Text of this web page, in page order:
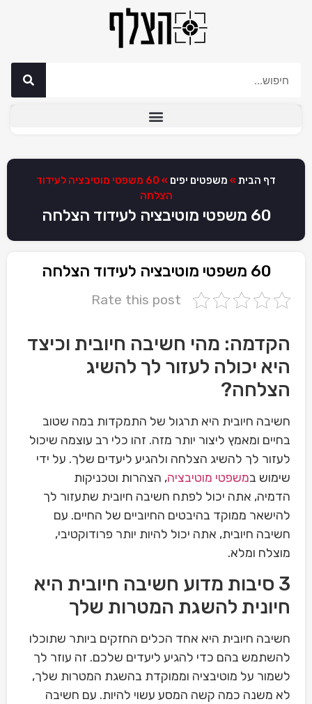
דף הבית » משפטים יפים »
60 משפטי מוטיבציה לעידוד
הצלחה
60 משפטי מוטיבציה לעידוד הצלחה
60 משפטי מוטיבציה לעידוד הצלחה
Rate this post
הקדמה: מהי חשיבה חיובית וכיצד
היא יכולה לעזור לך להשיג
הצלחה?
חשיבה חיובית היא תרגול של התמקדות במה שטוב
בחיים ומאמץ ליצור יותר מזה. זהו כלי רב עוצמה שיכול
לעזור לך להשיג הצלחה ולהגיע ליעדים שלך. על ידי
שימוש במשפטי מוטיבציה, הצהרות וטכניקות
הדמיה, אתה יכול לפתח חשיבה חיובית שתעזור לך
להישאר ממוקד בהיבטים החיוביים של החיים. עם
חשיבה חיובית, אתה יכול להיות יותר פרודוקטיבי,
מוצלח ומלא.
3 סיבות מדוע חשיבה חיובית היא
חיונית להשגת המטרות שלך
חשיבה חיובית היא אחד הכלים החזקים ביותר שתוכלו
להשתמש בהם כדי להגיע ליעדים שלכם. זה עוזר לך
לשמור על מוטיבציה וממוקדת בהשגת המטרות שלך,
לא משנה כמה קשה המסע עשוי להיות. עם חשיבה